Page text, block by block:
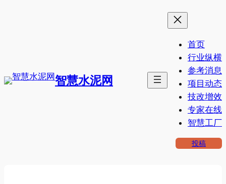
智慧水泥网
首页
行业纵横
参考消息
项目动态
技改增效
专家在线
智慧工厂
投稿